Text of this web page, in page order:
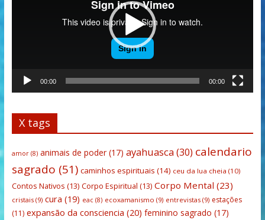
00:00 00:00
X tags
amor(8) animais de poder(17) ayahuasca(30) calendario
sagrado (51) caminhos espirituais (14) ceu da lua cheia (10)
Contos Nativos (13) Corpo Espiritual (13) Corpo Mental (23)
cristais(9) cura (19) eac(8) ecoxamanismo (9) entrevistas(9) estações
(11) expansão da consciencia (20) feminino sagrado (17)